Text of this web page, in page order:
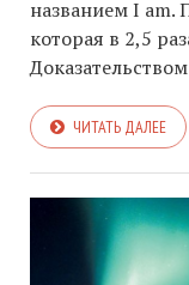
названием I am.
которая в 2,5
ЧИТАТЬ ДАЛЕЕ